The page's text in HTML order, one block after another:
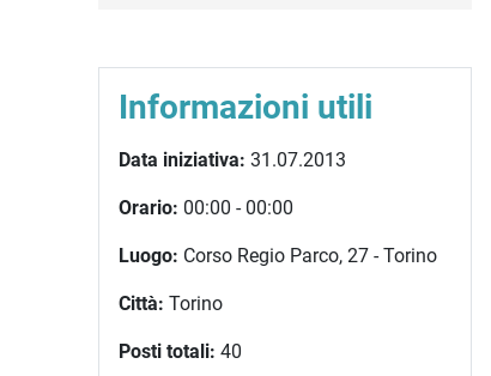
Informazioni utili
Data iniziativa: 31.07.2013
Orario: 00:00 - 00:00
Luogo: Corso Regio Parco, 27 - Torino
Città: Torino
Posti totali: 40